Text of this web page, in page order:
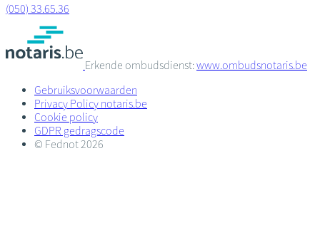
(050) 33.65.36
Erkende ombudsdienst:www.ombudsnotaris.be
Gebruiksvoorwaarden
Privacy Policy notaris.be
Cookie policy
GDPR gedragscode
© Fednot 2026